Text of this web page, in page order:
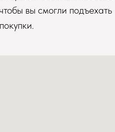
вы смогли подъехать